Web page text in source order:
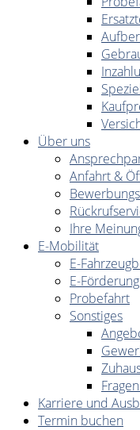
Über uns
Anfahrt &
Ihre
E-Mobilität
E-
E-
Probefahrt
Sonstiges
Karriere und
Termin buchen